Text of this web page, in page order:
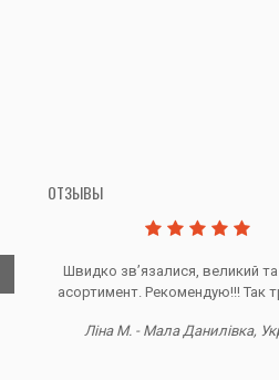
ОТЗЫВЫ
Швидко звʼязалися, великий та
асортимент. Рекомендую!!! Так
Ліна М. - Мала Данилівка,